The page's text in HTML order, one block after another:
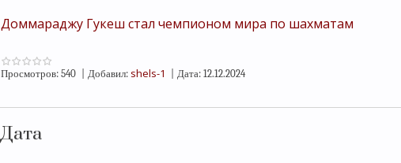
Доммараджу Гукеш стал чемпионом мира по шахматам
Просмотров: 540 Добавил: shels-1 Дата: 12.12.2024
Дата